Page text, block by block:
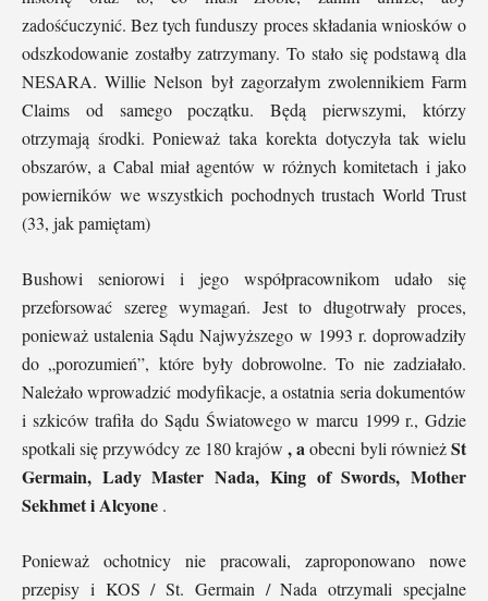
zadośćuczynić. Bez tych funduszy proces składania wniosków o
odszkodowanie zostałby zatrzymany. To stało się podstawą dla
NESARA. Willie Nelson był zagorzałym zwolennikiem Farm
Claims od samego początku. Będą pierwszymi, którzy
otrzymają środki. Ponieważ taka korekta dotyczyła tak wielu
obszarów, a Cabal miał agentów w różnych komitetach i jako
powierników we wszystkich pochodnych trustach World Trust
(33, jak pamiętam)
Bushowi seniorowi i jego współpracownikom udało się
przeforsować szereg wymagań. Jest to długotrwały proces,
ponieważ ustalenia Sądu Najwyższego w 1993 r. doprowadziły
do ​​„porozumień”, które były dobrowolne. To nie zadziałało.
Należało wprowadzić modyfikacje, a ostatnia seria dokumentów
i szkiców trafiła do Sądu Światowego w marcu 1999 r., Gdzie
spotkali się przywódcy ze 180 krajów, aobecni byli równieżSt
Germain, Lady Master Nada, King of Swords, Mother
Sekhmet i Alcyone .
Ponieważ ochotnicy nie pracowali, zaproponowano nowe
przepisy i KOS / St. Germain / Nada otrzymali specjalne